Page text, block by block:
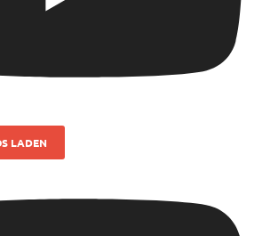
LADEN